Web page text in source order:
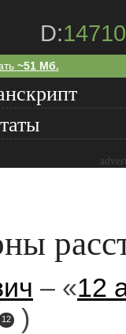
D:14710
~51 Мб.
– «12
12
)